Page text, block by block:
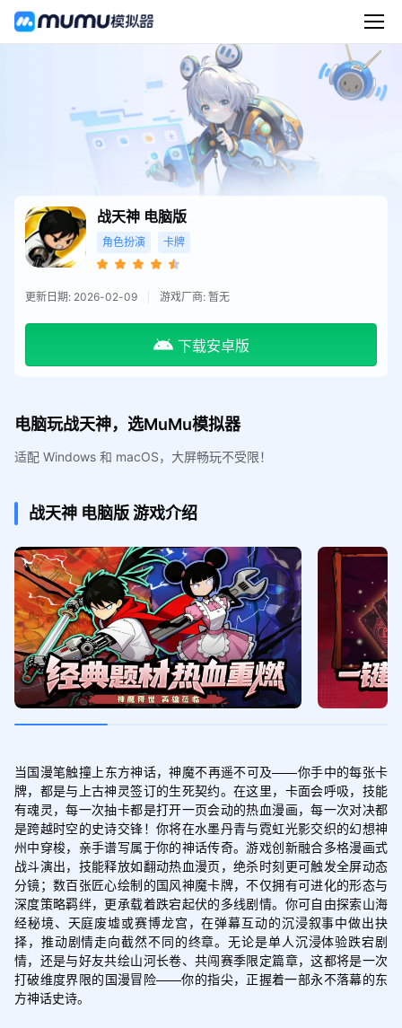
战天神 电脑版
角色扮演 卡牌
更新日期: 2026-02-09 游戏厂商: 暂无
下载安卓版
电脑玩战天神，选MuMu模拟器
适配 Windows 和 macOS，大屏畅玩不受限！
战天神 电脑版游戏介绍
当国漫笔触撞上东方神话，神魔不再遥不可及——你手中的每张卡
牌，都是与上古神灵签订的生死契约。在这里，卡面会呼吸，技能
有魂灵，每一次抽卡都是打开一页会动的热血漫画，每一次对决都
是跨越时空的史诗交锋！你将在水墨丹青与霓虹光影交织的幻想神
州中穿梭，亲手谱写属于你的神话传奇。游戏创新融合多格漫画式
战斗演出，技能释放如翻动热血漫页，绝杀时刻更可触发全屏动态
分镜；数百张匠心绘制的国风神魔卡牌，不仅拥有可进化的形态与
深度策略羁绊，更承载着跌宕起伏的多线剧情。你可自由探索山海
经秘境、天庭废墟或赛博龙宫，在弹幕互动的沉浸叙事中做出抉
择，推动剧情走向截然不同的终章。无论是单人沉浸体验跌宕剧
情，还是与好友共绘山河长卷、共闯赛季限定篇章，这都将是一次
打破维度界限的国漫冒险——你的指尖，正握着一部永不落幕的东
方神话史诗。